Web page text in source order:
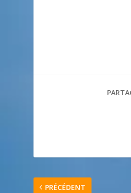
PRÉCÉDENT